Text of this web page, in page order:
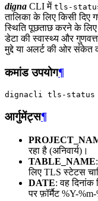
digna CLI में tls-
तालिका के लिए किसी दिए
स्थिति पूछताछ करने के
डेटा की स्वास्थ्य और
मुद्दे या अलर्ट की ओर संकेत
कमांड उपयोग¶
dignacli tls-status
आर्गुमेंट्स¶
रहा है (अनिवार्य)।
TABLE_NAME
लिए TLS स्टेटस
DATE: वह
पर फ़ॉर्मैट %Y-%m-